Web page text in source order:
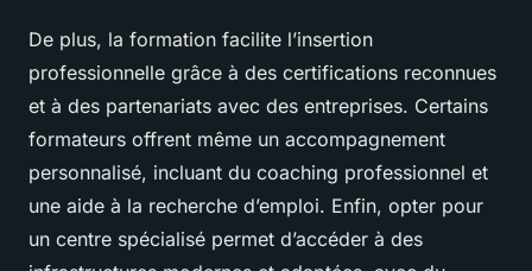
De plus, la formation facilite l’insertion
professionnelle grâce à des certifications reconnues
et à des partenariats avec des entreprises. Certains
formateurs offrent même un accompagnement
personnalisé, incluant du coaching professionnel et
une aide à la recherche d’emploi. Enfin, opter pour
un centre spécialisé permet d’accéder à des